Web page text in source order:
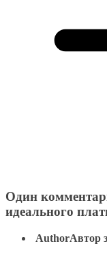
Один
идеального
AuthorАвтор